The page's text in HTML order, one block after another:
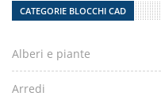
CATEGORIE BLOCCHI CAD
Alberi e piante
Arredi